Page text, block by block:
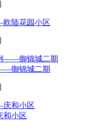
陆花园小区
御锦城二期
小区